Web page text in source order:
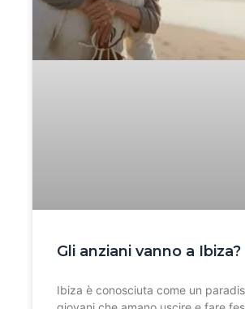
Gli anziani vanno a Ibiza?
Ibiza è conosciuta come un